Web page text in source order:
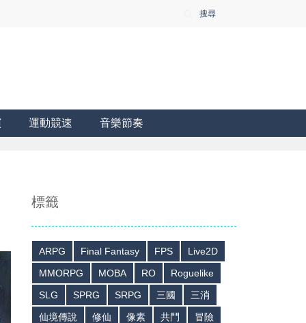
搜尋
運動競速 音樂節奏
標籤
ARPG Final Fantasy FPS
Live2D
MMORPG
MOBA RO
Roguelike
SLG
SPRG SRPG 三國
三消
仙境傳說
修仙 像素 共鬥
冒險